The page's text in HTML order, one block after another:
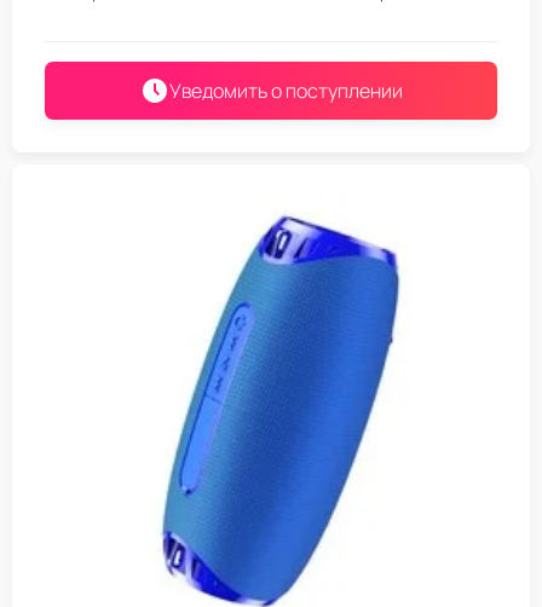
Уведомить о поступлении